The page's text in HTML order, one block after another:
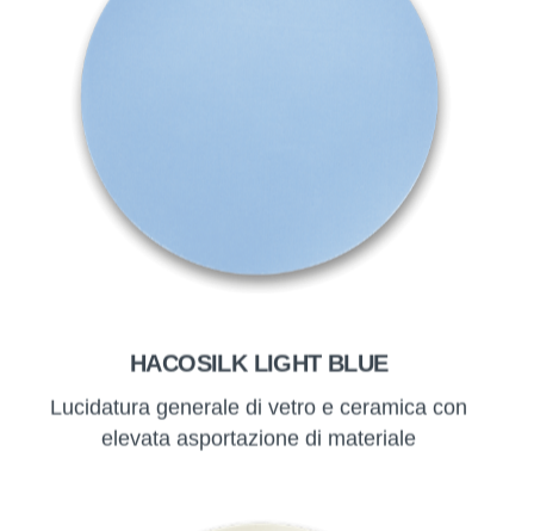
HACOSILK LIGHT BLUE
Lucidatura generale di vetro e ceramica con
elevata asportazione di materiale